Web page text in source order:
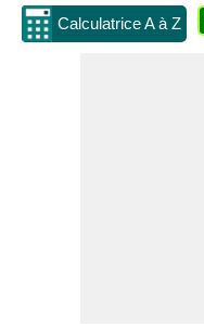
Calculatrice A à Z